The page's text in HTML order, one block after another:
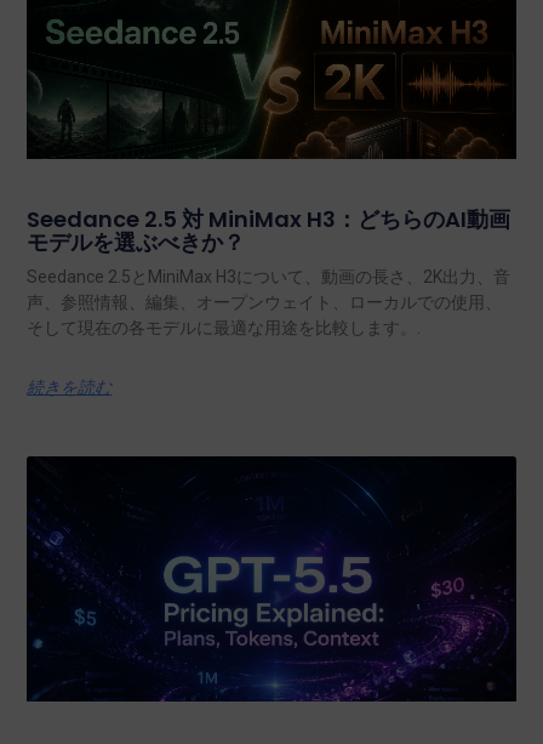
Seedance 2.5 対 MiniMax H3：どちらのAI動画
モデルを選ぶべきか？
Seedance 2.5とMiniMax H3について、動画の長さ、2K出力、音
声、参照情報、編集、オープンウェイト、ローカルでの使用、
そして現在の各モデルに最適な用途を比較します。.
続きを読む